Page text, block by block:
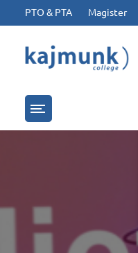
PTO & PTA Magister
Menu openen/